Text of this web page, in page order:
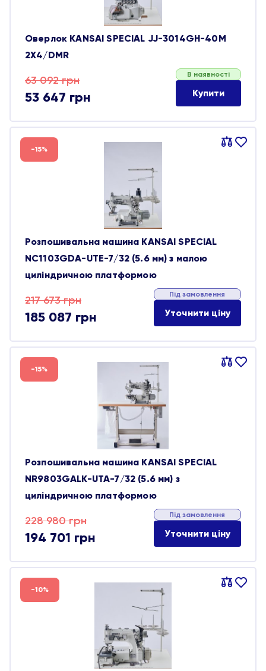
Оверлок KANSAI SPECIAL JJ-3014GH-40M
2Х4/DMR
63 092грн
Оригінальна
ціна:
63 092 грн.
53 647 грн
Поточна
ціна:
53 647 грн.
В наявності
Купити
Порівняти
В
-15%
Розпошивальна машина KANSAI SPECIAL
NC1103GDA-UTE-7/32 (5.6 мм) з малою
циліндричною платформою
217 673грн
Оригінальна
ціна:
217 673 грн.
185 087 грн
Поточна
ціна:
185 087 грн.
Під замовлення
Уточнити ціну
Порівняти
В
-15%
Розпошивальна машина KANSAI SPECIAL
NR9803GALK-UTA-7/32 (5.6 мм) з
циліндричною платформою
228 980грн
Оригінальна
ціна:
228 980 грн.
194 701 грн
Поточна
ціна:
194 701 грн.
Під замовлення
Уточнити ціну
Порівняти
В
-10%